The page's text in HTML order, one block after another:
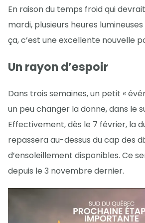
En raison du temps froid qui
mardi, plusieurs heures
ça, c’est une excellente nouvelle
Un rayon d’espoir
Dans trois semaines, un petit «
un peu changer la donne, dans le
Effectivement, dès le 7 février, la
repassera au-dessus du cap des
d’ensoleillement disponibles. Ce
depuis le 3 novembre dernier.